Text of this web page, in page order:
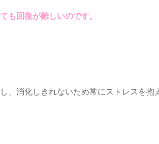
も回復が難しいのです。
、消化しきれないため常にストレスを抱